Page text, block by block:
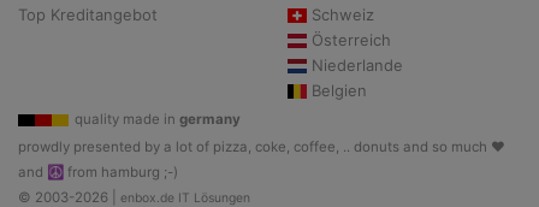
Top Kreditangebot
Schweiz
Österreich
Niederlande
Belgien
quality made in germany
prowdly presented by a lot of pizza, coke, coffee, .. donuts and so much ♥
and ☮ from hamburg ;-)
© 2003-2026 | enbox.de IT Lösungen